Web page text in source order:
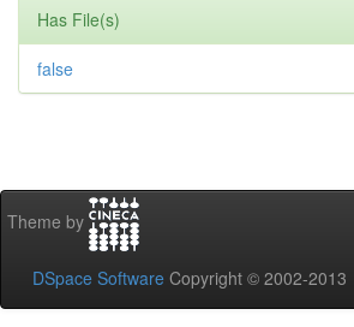
Has File(s)
false
Theme by
DSpace Software Copyright © 2002-2013